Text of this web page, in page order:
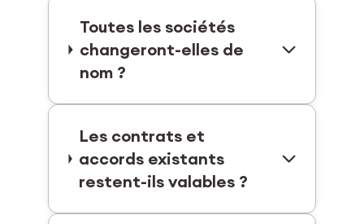
Toutes les sociétés
changeront-elles de
nom ?
Les contrats et
accords existants
restent-ils valables ?